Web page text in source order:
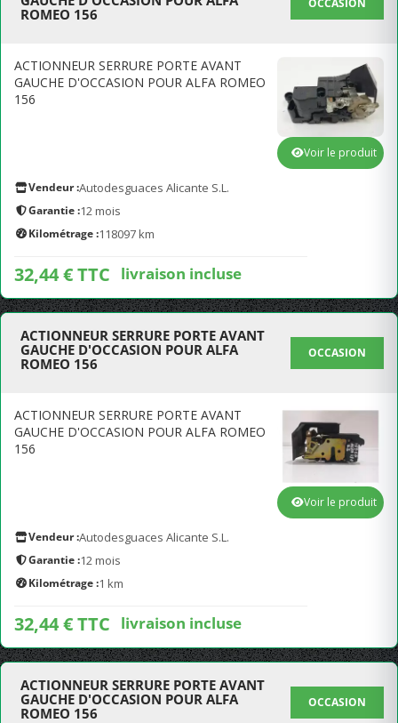
ROMEO 156
OCCASION
ACTIONNEUR SERRURE PORTE AVANT
GAUCHE D'OCCASION POUR ALFA ROMEO
156
Vendeur :Autodesguaces Alicante S.L.
Garantie :12 mois
Kilométrage :118097 km
32,44 € TTC livraison incluse
Voir le produit
ACTIONNEUR SERRURE PORTE AVANT
GAUCHE D'OCCASION POUR ALFA
ROMEO 156
OCCASION
ACTIONNEUR SERRURE PORTE AVANT
GAUCHE D'OCCASION POUR ALFA ROMEO
156
Vendeur :Autodesguaces Alicante S.L.
Garantie :12 mois
Kilométrage :1 km
32,44 € TTC livraison incluse
Voir le produit
ACTIONNEUR SERRURE PORTE AVANT
GAUCHE D'OCCASION POUR ALFA
ROMEO 156
OCCASION